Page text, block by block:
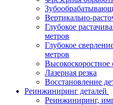
Вертикально-
Глубокое
метров
Глубокое
метров
Лазерная резка
Восстановление
Реинжиниринг деталей
Реинжиниринг,